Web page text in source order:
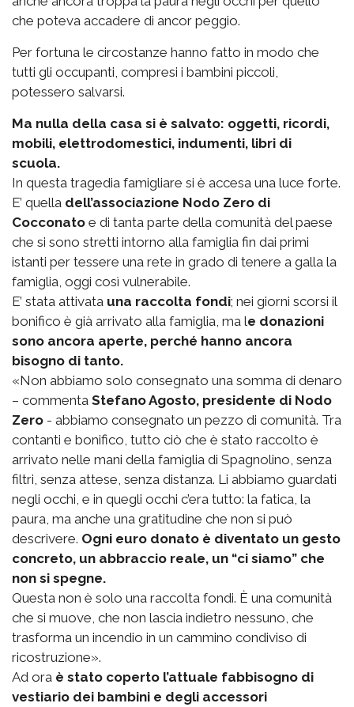
che poteva accadere di ancor peggio.
Per fortuna le circostanze hanno fatto in modo che
tutti gli occupanti, compresi i bambini piccoli,
potessero salvarsi.
Ma nulla della casa si è salvato: oggetti, ricordi,
mobili, elettrodomestici, indumenti, libri di
scuola.
In questa tragedia famigliare si è accesa una luce forte.
E’ quella dell’associazione Nodo Zero di
Cocconato e di tanta parte della comunità del paese
che si sono stretti intorno alla famiglia fin dai primi
istanti per tessere una rete in grado di tenere a galla la
famiglia, oggi così vulnerabile.
E’ stata attivata una raccolta fondi; nei giorni scorsi il
bonifico è già arrivato alla famiglia, ma le donazioni
sono ancora aperte, perché hanno ancora
bisogno di tanto.
«Non abbiamo solo consegnato una somma di denaro
– commenta Stefano Agosto, presidente di Nodo
Zero - abbiamo consegnato un pezzo di comunità. Tra
contanti e bonifico, tutto ciò che è stato raccolto è
arrivato nelle mani della famiglia di Spagnolino, senza
filtri, senza attese, senza distanza. Li abbiamo guardati
negli occhi, e in quegli occhi c’era tutto: la fatica, la
paura, ma anche una gratitudine che non si può
descrivere. Ogni euro donato è diventato un gesto
concreto, un abbraccio reale, un “ci siamo” che
non si spegne.
Questa non è solo una raccolta fondi. È una comunità
che si muove, che non lascia indietro nessuno, che
trasforma un incendio in un cammino condiviso di
ricostruzione».
Ad ora è stato coperto l’attuale fabbisogno di
vestiario dei bambini e degli accessori